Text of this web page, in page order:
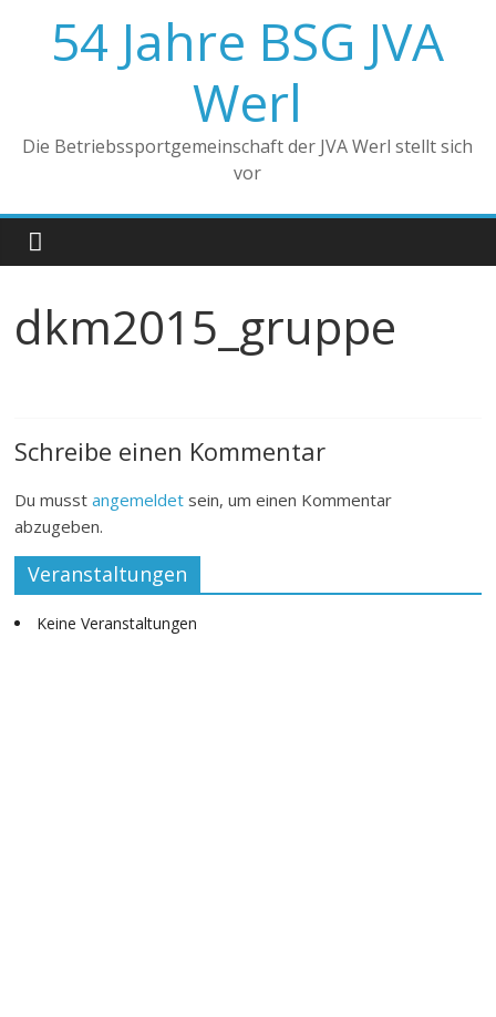
springen54 Jahre BSG JVA
Werl
Die Betriebssportgemeinschaft der JVA Werl stellt sich
vor
dkm2015_gruppe
Schreibe einen Kommentar
Du musstangemeldet sein, um einen Kommentar
abzugeben.
Veranstaltungen
Keine Veranstaltungen